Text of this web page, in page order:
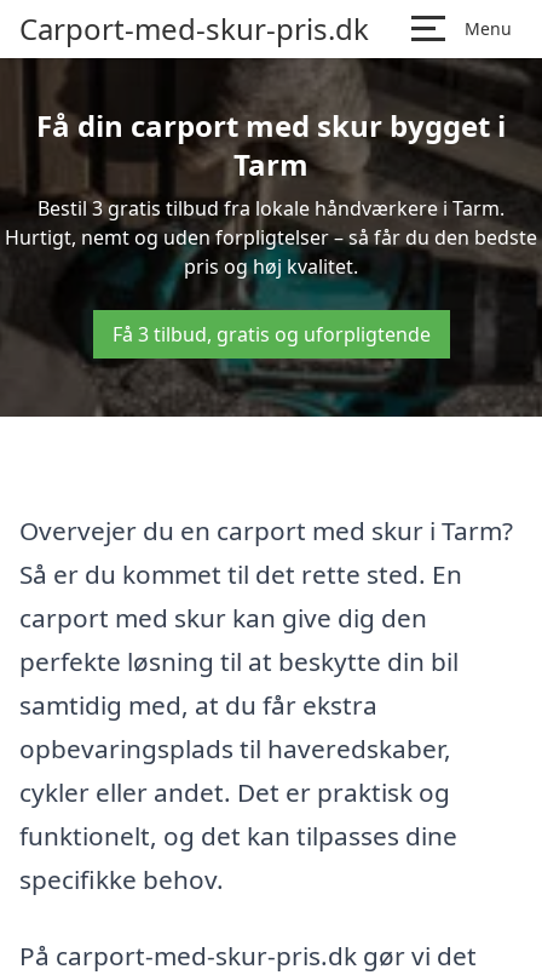
Carport-med-skur-pris.dk Menu
Få din carport med skur bygget i
Tarm
Bestil 3 gratis tilbud fra lokale håndværkere i Tarm.
Hurtigt, nemt og uden forpligtelser – så får du den bedste
pris og høj kvalitet.
Få 3 tilbud, gratis og uforpligtende
Overvejer du en carport med skur i Tarm?
Så er du kommet til det rette sted. En
carport med skur kan give dig den
perfekte løsning til at beskytte din bil
samtidig med, at du får ekstra
opbevaringsplads til haveredskaber,
cykler eller andet. Det er praktisk og
funktionelt, og det kan tilpasses dine
specifikke behov.
På carport-med-skur-pris.dk gør vi det